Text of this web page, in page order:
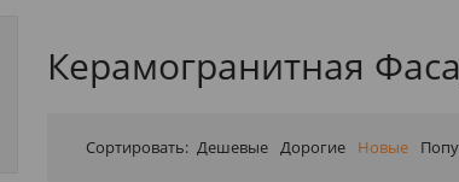
Керамогранитная
Сортировать: Дешевые Дорогие Новые